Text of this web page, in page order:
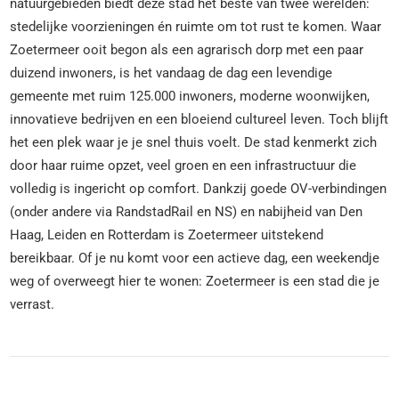
stedelijke voorzieningen én ruimte om tot rust te komen. Waar
Zoetermeer ooit begon als een agrarisch dorp met een paar
duizend inwoners, is het vandaag de dag een levendige
gemeente met ruim 125.000 inwoners, moderne woonwijken,
innovatieve bedrijven en een bloeiend cultureel leven. Toch blijft
het een plek waar je je snel thuis voelt. De stad kenmerkt zich
door haar ruime opzet, veel groen en een infrastructuur die
volledig is ingericht op comfort. Dankzij goede OV-verbindingen
(onder andere via RandstadRail en NS) en nabijheid van Den
Haag, Leiden en Rotterdam is Zoetermeer uitstekend
bereikbaar. Of je nu komt voor een actieve dag, een weekendje
weg of overweegt hier te wonen: Zoetermeer is een stad die je
verrast.